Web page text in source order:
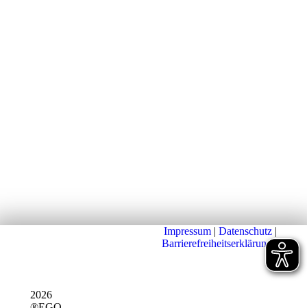
2026
Impressum | Datenschutz |
Barrierefreiheitserklärung|